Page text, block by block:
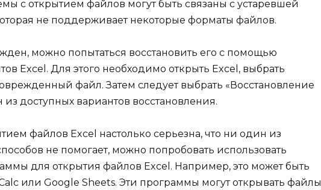
с открытием файлов могут быть связаны с устаревшей
не поддерживает некоторые форматы файлов.
можно попытаться восстановить его с помощью
Excel. Для этого необходимо открыть Excel, выбрать
файл. Затем следует выбрать «Восстановление
доступных вариантов восстановления.
файлов Excel настолько серьезна, что ни один из
не помогает, можно попробовать использовать
для открытия файлов Excel. Например, это может быть
или Google Sheets. Эти программы могут открывать файлы